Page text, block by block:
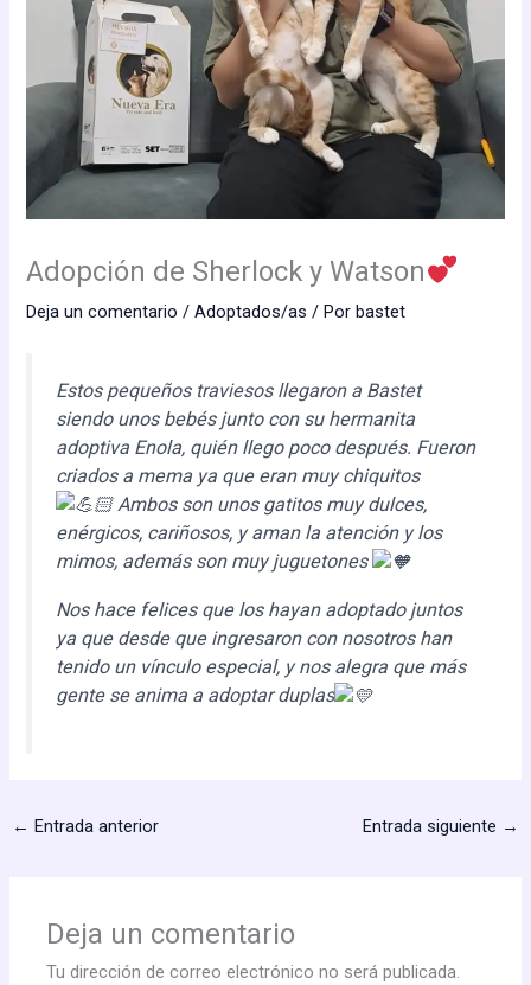
Adopción de Sherlock y Watson
Deja un comentario /Adoptados/as / Porbastet
Estos pequeños traviesos llegaron a Bastet
siendo unos bebés junto con su hermanita
adoptiva Enola, quién llego poco después. Fueron
criados a mema ya que eran muy chiquitos
Ambos son unos gatitos muy dulces,
enérgicos, cariñosos, y aman la atención y los
mimos, además son muy juguetones
Nos hace felices que los hayan adoptado juntos
ya que desde que ingresaron con nosotros han
tenido un vínculo especial, y nos alegra que más
gente se anima a adoptar duplas
← Entrada anterior Entrada siguiente →
Deja un comentario
Tu dirección de correo electrónico no será publicada.